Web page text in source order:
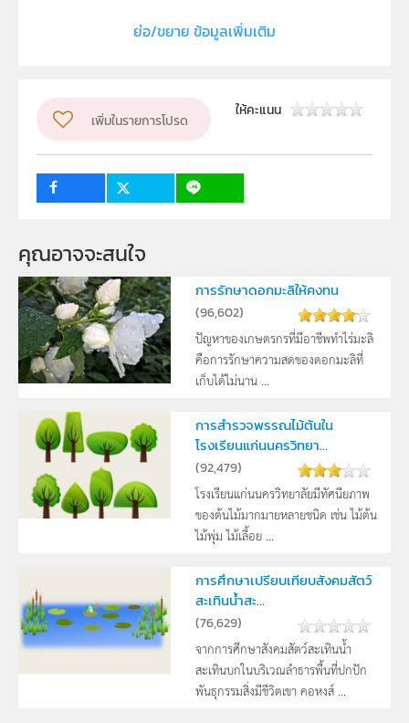
ภาควิชาสัตววิทยา คณะวิทยาศาสตร์ มหาวิทยาลัย
ปวรินทรา จันทคราม
ระดับชั้น
ครู, นักเรียน
ย่อ/ขยาย ข้อมูลเพิ่มเติม
เพิ่มในรายการโปรด
ให้คะแนน
คุณอาจจะสนใจ
การรักษาดอกมะลิให้คงทน
(96,602)
ปัญหาของเกษตรกรที่มีอาชีพทำไร่มะลิ
คือการรักษาความสดของดอกมะลิที่
เก็บได้ไม่นาน ...
การสำรวจพรรณไม้ต้นใน
โรงเรียนแก่นนครวิทยา...
(92,479)
โรงเรียนแก่นนครวิทยาลัยมีทัศนียภาพ
ของต้นไม้มากมายหลายชนิด เช่น ไม้ต้น
ไม้พุ่ม ไม้เลี้อย ...
การศึกษาเปรียบเทียบสังคมสัตว์
สะเทินน้ำสะ...
(76,629)
จากการศึกษาสังคมสัตว์สะเทินน้ำ
สะเทินบกในบริเวณลำธารพื้นที่ปกปัก
พันธุกรรมสิ่งมีชีวิตเขา คอหงส์ ...